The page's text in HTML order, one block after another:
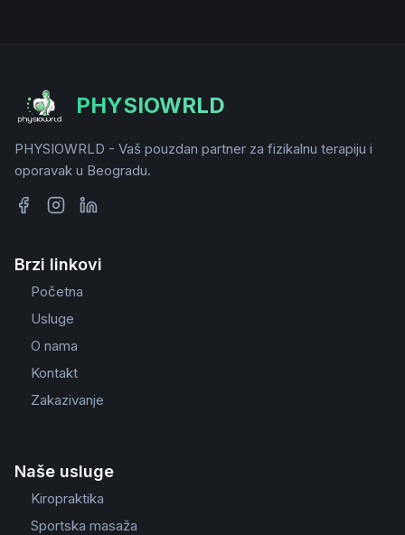
PHYSIOWRLD
PHYSIOWRLD - Vaš pouzdan partner za fizikalnu terapiju i
oporavak u Beogradu.
Brzi linkovi
Početna
Usluge
O nama
Kontakt
Zakazivanje
Naše usluge
Kiropraktika
Sportska masaža